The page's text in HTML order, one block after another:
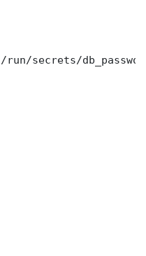
/run/secrets/